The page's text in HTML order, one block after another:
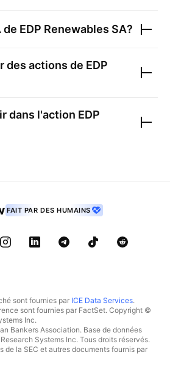
de EDP Renewables SA?
des actions de EDP
dans l'action EDP
FAIT PAR DES HUMAINS
sont fournies par ICE Data Services.
sont fournies par FactSet. Copyright ©
Inc.
Bankers Association. Base de données
Systems Inc. Tous droits réservés.
de la SEC et autres documents fournis par